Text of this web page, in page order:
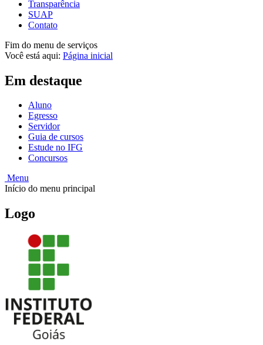
Transparência
SUAP
Contato
Fim do menu de serviços
Você está aqui: Página inicial
Em destaque
Aluno
Egresso
Servidor
Guia de cursos
Estude no IFG
Concursos
Menu
Início do menu principal
Logo